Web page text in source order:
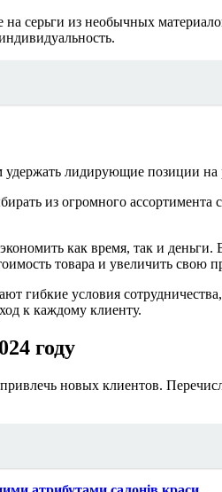
серьги из необычных
лидирующие позиции
из огромного ассортимента
как время, так и
товара и увеличить свою
гибкие условия
к каждому клиенту.
году
новых клиентов.